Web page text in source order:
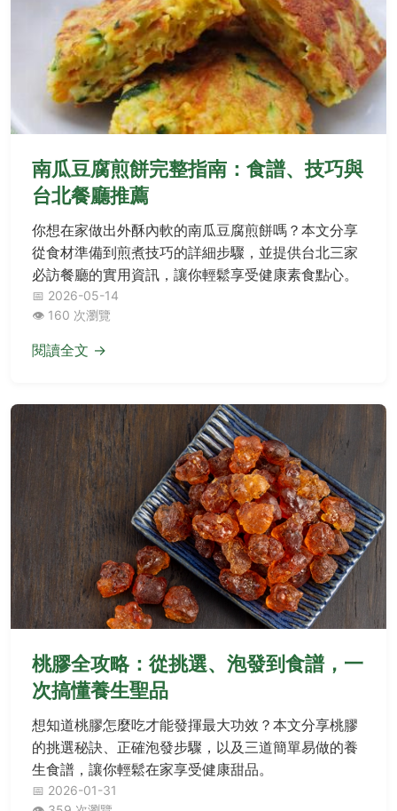
南瓜豆腐煎餅完整指南：食譜、技巧與
台北餐廳推薦
你想在家做出外酥內軟的南瓜豆腐煎餅嗎？本文分享
從食材準備到煎煮技巧的詳細步驟，並提供台北三家
必訪餐廳的實用資訊，讓你輕鬆享受健康素食點心。
📅 2026-05-14
👁️ 160 次瀏覽
閱讀全文 →
桃膠全攻略：從挑選、泡發到食譜，一
次搞懂養生聖品
想知道桃膠怎麼吃才能發揮最大功效？本文分享桃膠
的挑選秘訣、正確泡發步驟，以及三道簡單易做的養
生食譜，讓你輕鬆在家享受健康甜品。
📅 2026-01-31